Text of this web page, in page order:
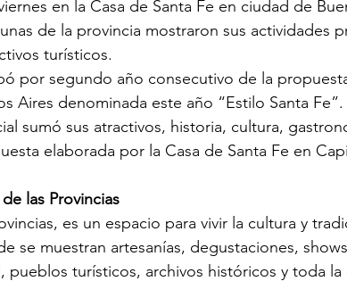
en la Casa de Santa Fe en ciudad de
de la provincia mostraron sus actividades
turísticos.
por segundo año consecutivo de la
Aires denominada este año “Estilo Santa Fe”.
sumó sus atractivos, historia, cultura,
elaborada por la Casa de Santa Fe en
las Provincias
es un espacio para vivir la cultura y
se muestran artesanías, degustaciones,
pueblos turísticos, archivos históricos y toda la